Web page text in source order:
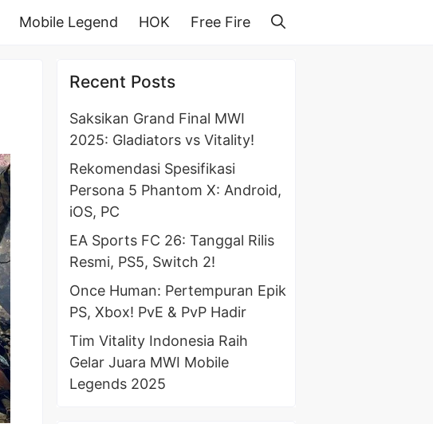
Mobile Legend HOK Free Fire
Recent Posts
Saksikan Grand Final MWI
2025: Gladiators vs Vitality!
Rekomendasi Spesifikasi
Persona 5 Phantom X: Android,
iOS, PC
EA Sports FC 26: Tanggal Rilis
Resmi, PS5, Switch 2!
Once Human: Pertempuran Epik
PS, Xbox! PvE & PvP Hadir
Tim Vitality Indonesia Raih
Gelar Juara MWI Mobile
Legends 2025